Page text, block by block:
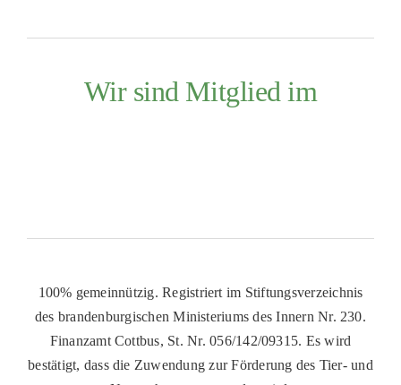
Wir sind Mitglied im
100% gemeinnützig. Registriert im Stiftungsverzeichnis
des brandenburgischen Ministeriums des Innern Nr. 230.
Finanzamt Cottbus, St. Nr. 056/142/09315. Es wird
bestätigt, dass die Zuwendung zur Förderung des Tier- und